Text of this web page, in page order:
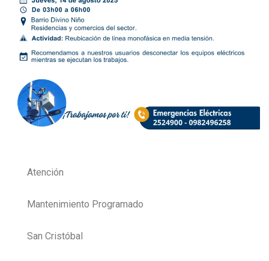
Atención
Mantenimiento Programado
San Cristóbal